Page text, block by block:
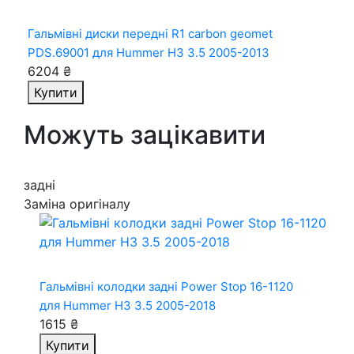
Гальмівні диски передні R1 carbon geomet
PDS.69001 для Hummer H3 3.5 2005-2013
6204 ₴
Купити
Можуть зацікавити
задні
Заміна оригіналу
Гальмівні колодки задні Power Stop 16-1120
для Hummer H3 3.5 2005-2018
1615 ₴
Купити